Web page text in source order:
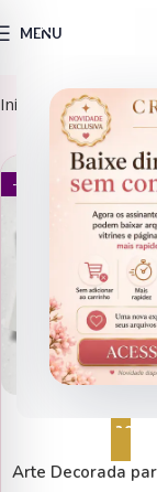
MENU
Início Produtos
DATAS COMEMORATIVAS
- 67%
Adicionar ao
Arte Decorada